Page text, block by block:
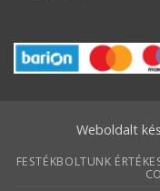
Weboldalt
FESTÉKBOLTUNK